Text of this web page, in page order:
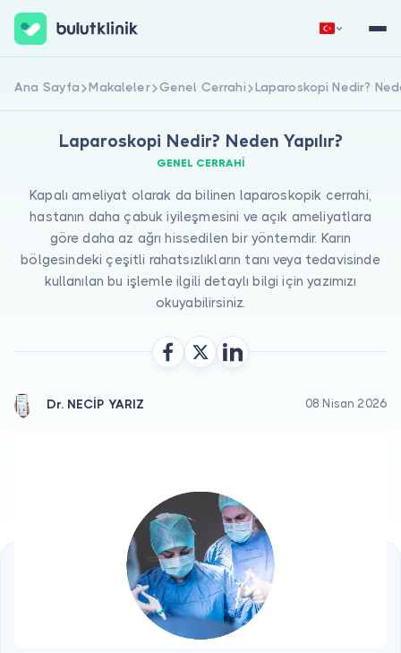
Hakkımızda
Doktor musunuz?
Hemen Kaydol Giriş Yap
Ana Sayfa Makaleler Genel Cerrahi Laparoskopi Nedir?
Laparoskopi Nedir? Neden Yapılır?
GENEL CERRAHI
Kapalı ameliyat olarak da bilinen laparoskopik cerrahi,
hastanın daha çabuk iyileşmesini ve açık ameliyatlara
göre daha az ağrı hissedilen bir yöntemdir. Karın
bölgesindeki çeşitli rahatsızlıkların tanı veya tedavisinde
kullanılan bu işlemle ilgili detaylı bilgi için yazımızı
okuyabilirsiniz.
Dr. NECİP YARIZ 08 Nisan 2026